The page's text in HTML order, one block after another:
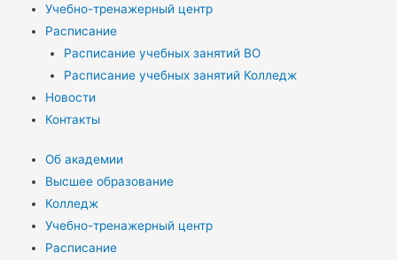
Учебно-тренажерный центр
Расписание
Расписание учебных занятий ВО
Расписание учебных занятий Колледж
Новости
Контакты
Об академии
Высшее образование
Колледж
Учебно-тренажерный центр
Расписание